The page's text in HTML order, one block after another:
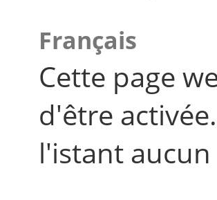
Français
Cette page
d'être
l'istant